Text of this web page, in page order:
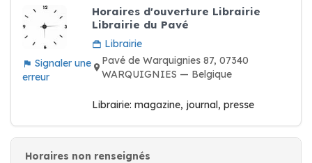
Signaler une
erreur
Horaires d'ouverture Librairie
Librairie du Pavé
Librairie
Pavé de Warquignies 87, 07340
WARQUIGNIES — Belgique
Librairie: magazine, journal, presse
Horaires non renseignés